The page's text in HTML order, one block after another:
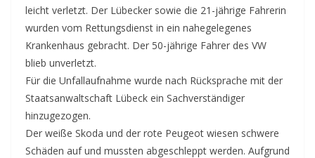
leicht verletzt. Der Lübecker sowie die 21-jährige Fahrerin
wurden vom Rettungsdienst in ein nahegelegenes
Krankenhaus gebracht. Der 50-jährige Fahrer des VW
blieb unverletzt.
Für die Unfallaufnahme wurde nach Rücksprache mit der
Staatsanwaltschaft Lübeck ein Sachverständiger
hinzugezogen.
Der weiße Skoda und der rote Peugeot wiesen schwere
Schäden auf und mussten abgeschleppt werden. Aufgrund